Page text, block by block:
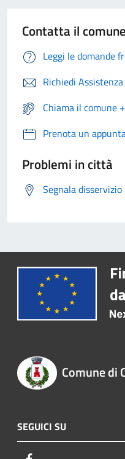
Contatta il comune
Leggi le domande
Richiedi Assistenza
Chiama il comune
Prenota un
Problemi in città
Segnala disservizio
Comune di
SEGUICI SU